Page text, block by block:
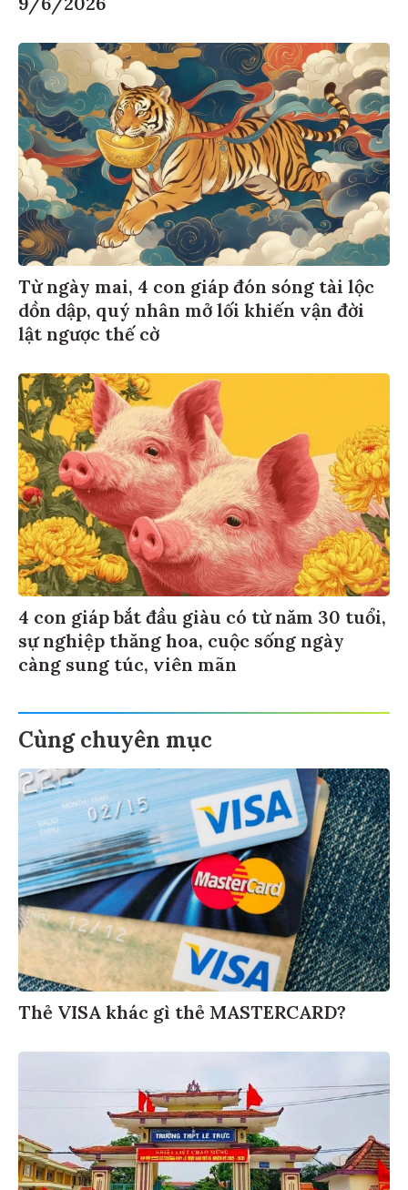
Từ ngày mai, 4 con giáp đón sóng tài lộc
dồn dập, quý nhân mở lối khiến vận đời
lật ngược thế cờ
4 con giáp bắt đầu giàu có từ năm 30 tuổi,
sự nghiệp thăng hoa, cuộc sống ngày
càng sung túc, viên mãn
Cùng chuyên mục
Thẻ VISA khác gì thẻ MASTERCARD?